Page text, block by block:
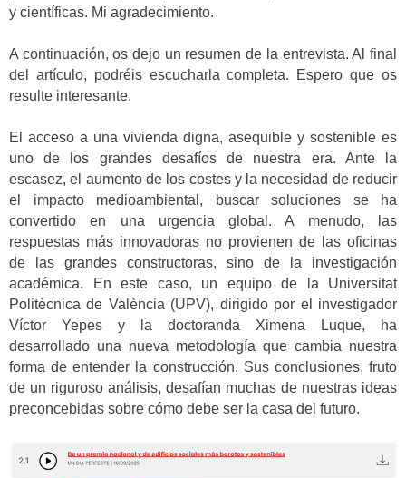
y científicas. Mi agradecimiento.
A continuación, os dejo un resumen de la entrevista. Al final
del artículo, podréis escucharla completa. Espero que os
resulte interesante.
El acceso a una vivienda digna, asequible y sostenible es
uno de los grandes desafíos de nuestra era. Ante la
escasez, el aumento de los costes y la necesidad de reducir
el impacto medioambiental, buscar soluciones se ha
convertido en una urgencia global. A menudo, las
respuestas más innovadoras no provienen de las oficinas
de las grandes constructoras, sino de la investigación
académica. En este caso, un equipo de la Universitat
Politècnica de València (UPV), dirigido por el investigador
Víctor Yepes y la doctoranda Ximena Luque, ha
desarrollado una nueva metodología que cambia nuestra
forma de entender la construcción. Sus conclusiones, fruto
de un riguroso análisis, desafían muchas de nuestras ideas
preconcebidas sobre cómo debe ser la casa del futuro.